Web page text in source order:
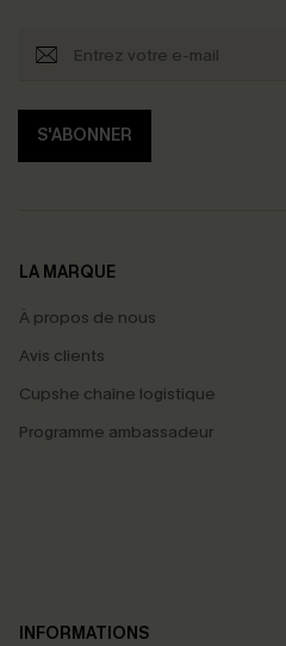
S'ABONNER
LA MARQUE
À propos de nous
Avis clients
Cupshe chaîne logistique
Programme ambassadeur
INFORMATIONS